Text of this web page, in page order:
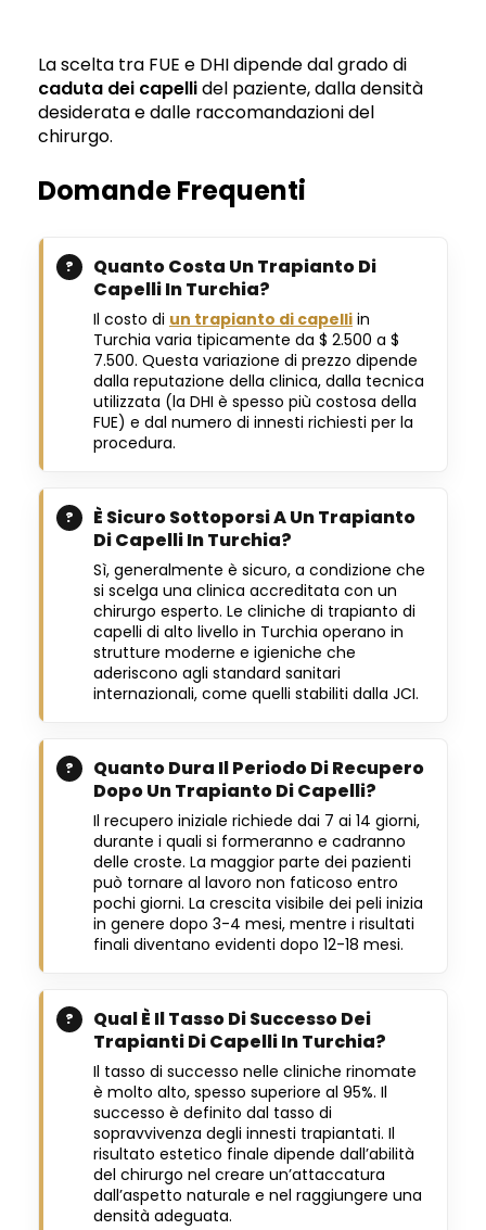
La scelta tra FUE e DHI dipende dal grado di
caduta dei capellidel paziente, dalla densità
desiderata e dalle raccomandazioni del
chirurgo.
Domande Frequenti
Quanto Costa Un Trapianto Di
Capelli In Turchia?
Il costo di un trapianto di capelli in
Turchia varia tipicamente da $ 2.500 a $
7.500. Questa variazione di prezzo dipende
dalla reputazione della clinica, dalla tecnica
utilizzata (la DHI è spesso più costosa della
FUE) e dal numero di innesti richiesti per la
procedura.
È Sicuro Sottoporsi A Un Trapianto
Di Capelli In Turchia?
Sì, generalmente è sicuro, a condizione che
si scelga una clinica accreditata con un
chirurgo esperto. Le cliniche di trapianto di
capelli di alto livello in Turchia operano in
strutture moderne e igieniche che
aderiscono agli standard sanitari
internazionali, come quelli stabiliti dalla JCI.
Quanto Dura Il Periodo Di Recupero
Dopo Un Trapianto Di Capelli?
Il recupero iniziale richiede dai 7 ai 14 giorni,
durante i quali si formeranno e cadranno
delle croste. La maggior parte dei pazienti
può tornare al lavoro non faticoso entro
pochi giorni. La crescita visibile dei peli inizia
in genere dopo 3-4 mesi, mentre i risultati
finali diventano evidenti dopo 12-18 mesi.
Qual È Il Tasso Di Successo Dei
Trapianti Di Capelli In Turchia?
Il tasso di successo nelle cliniche rinomate
è molto alto, spesso superiore al 95%. Il
successo è definito dal tasso di
sopravvivenza degli innesti trapiantati. Il
risultato estetico finale dipende dall’abilità
del chirurgo nel creare un’attaccatura
dall’aspetto naturale e nel raggiungere una
densità adeguata.